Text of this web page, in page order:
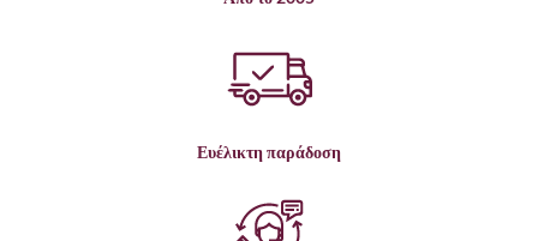
Ευέλικτη παράδοση